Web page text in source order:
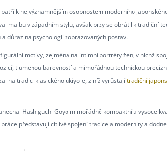
patří k nejvýznamnějším osobnostem moderního
malbu v západním stylu, avšak brzy se obrátil k tradiční
důraz na psychologii zobrazovaných postav.
motivy, zejména na intimní portréty žen, v nichž
tlumenou barevností a mimořádnou technickou
na tradici klasického ukiyo-e, z níž vyrůstajítradiční
Hashiguchi Goyō mimořádně kompaktní a vysoce
představují citlivé spojení tradice a modernity a